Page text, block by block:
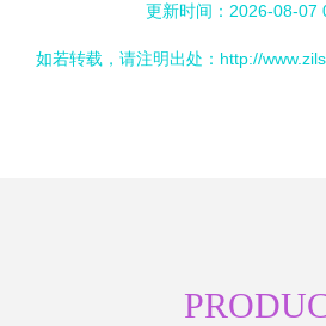
更新时间：2026-08-07
如若转载，请注明出处：http://